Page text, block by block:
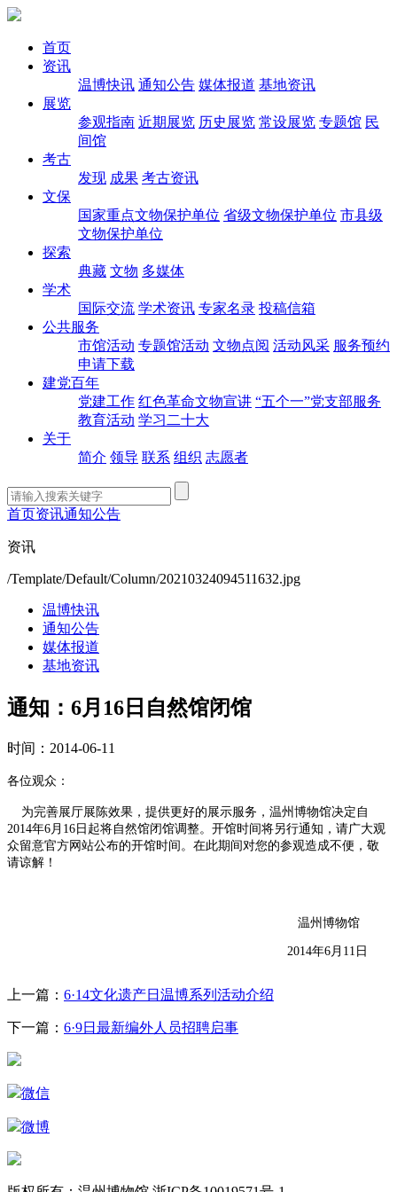
首页
资讯
温博快讯 通知公告 媒体报道 基地资讯
展览
参观指南 近期展览 历史展览 常设展览 专题馆 民
间馆
考古
发现 成果 考古资讯
文保
国家重点文物保护单位 省级文物保护单位 市县级
文物保护单位
探索
典藏 文物 多媒体
学术
国际交流 学术资讯 专家名录 投稿信箱
公共服务
市馆活动 专题馆活动 文物点阅 活动风采 服务预约
申请下载
建党百年
党建工作 红色革命文物宣讲 “五个一”党支部服务
教育活动 学习二十大
关于
简介 领导 联系 组织 志愿者
首页资讯通知公告
资讯
/Template/Default/Column/20210324094511632.jpg
温博快讯
通知公告
媒体报道
基地资讯
通知：6月16日自然馆闭馆
时间：2014-06-11
各位观众：
为完善展厅展陈效果，提供更好的展示服务，温州博物馆决定自
2014年6月16日起将自然馆闭馆调整。开馆时间将另行通知，请广大观
众留意官方网站公布的开馆时间。在此期间对您的参观造成不便，敬
请谅解！
温州博物馆
2014年6月11日
上一篇： 6·14文化遗产日温博系列活动介绍
下一篇： 6·9日最新编外人员招聘启事
微信
微博